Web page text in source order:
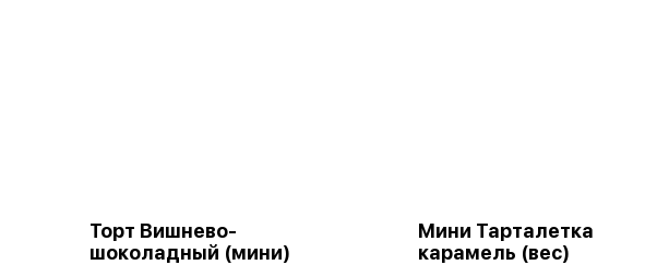
Торт Вишнево-
шоколадный (мини)
Мини Тарталетка
карамель (вес)